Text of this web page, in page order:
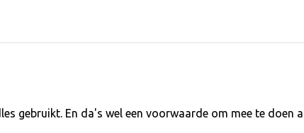
gebruikt. En da's wel een voorwaarde om mee te doen